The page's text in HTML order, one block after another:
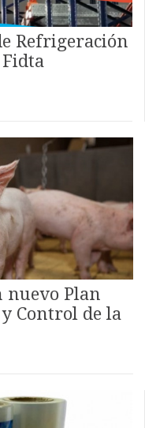
Refrigeración
nuevo Plan
Control de la